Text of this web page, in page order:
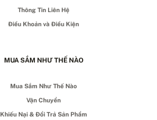
Thông Tin Liên Hệ
Điều Khoản và Điều Kiện
MUA SẮM NHƯ THẾ NÀO
Mua Sắm Như Thế Nào
Vận Chuyển
Khiếu Nại & Đổi Trả Sản Phẩm